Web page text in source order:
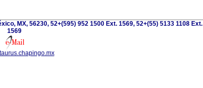
MX, 56230, 52+(595) 952 1500 Ext. 1569, 52+(55) 5133 1108 Ext.
1569